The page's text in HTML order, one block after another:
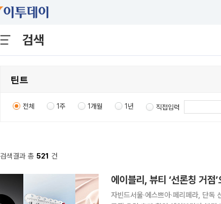
검색
전체 1주 1개월 1년 직접입력
검색결과 총 521 건
에이블리, 뷰티 ‘선론칭 거
자빈드서울·에스쁘아·페리페라, 단